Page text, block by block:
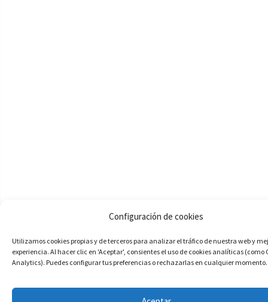
Configuración de cookies
Utilizamos cookies propias y de terceros para analizar el tráfico de nuestra web y
experiencia. Al hacer clic en 'Aceptar', consientes el uso de cookies analíticas (como
Analytics). Puedes configurar tus preferencias o rechazarlas en cualquier momento.